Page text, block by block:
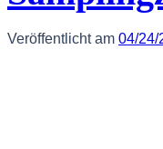
Veröffentlicht am 04/24/